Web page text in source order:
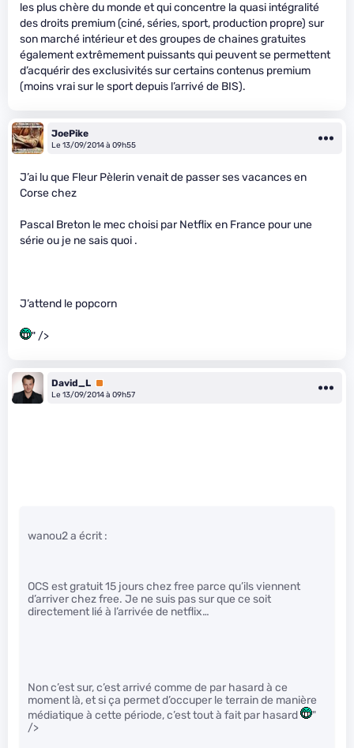
les plus chère du monde et qui concentre la quasi intégralité
des droits premium (ciné, séries, sport, production propre) sur
son marché intérieur et des groupes de chaines gratuites
également extrêmement puissants qui peuvent se permettent
d’acquérir des exclusivités sur certains contenus premium
(moins vrai sur le sport depuis l’arrivé de BIS).
JoePike
Le 13/09/2014 à 09h55
J’ai lu que Fleur Pèlerin venait de passer ses vacances en
Corse chez
Pascal Breton le mec choisi par Netflix en France pour une
série ou je ne sais quoi .
J’attend le popcorn
" />
David_L Premium
Le 13/09/2014 à 09h57
wanou2 a écrit :
OCS est gratuit 15 jours chez free parce qu’ils viennent
d’arriver chez free. Je ne suis pas sur que ce soit
directement lié à l’arrivée de netflix…
Non c’est sur, c’est arrivé comme de par hasard à ce
moment là, et si ça permet d’occuper le terrain de manière
médiatique à cette période, c’est tout à fait par hasard
"
/>